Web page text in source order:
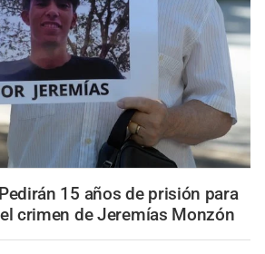
Pedirán 15 años de prisión para
crimen de Jeremías Monzón